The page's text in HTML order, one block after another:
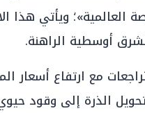
العالمية»؛ ويأتي هذا
أوسطية الراهنة.
مع ارتفاع أسعار
الذرة إلى وقود